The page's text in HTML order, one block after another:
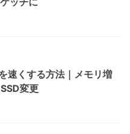
速くする方法｜メモリ増
変更